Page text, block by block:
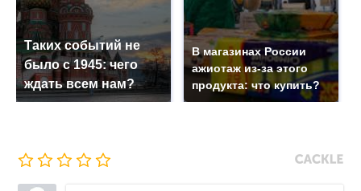
Таких событий не
было с 1945: чего
ждать всем нам?
В магазинах России
ажиотаж из-за этого
продукта: что купить?